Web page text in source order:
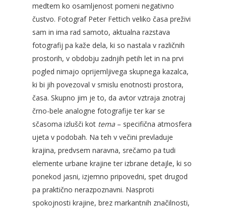
medtem ko osamljenost pomeni negativno
čustvo. Fotograf Peter Fettich veliko časa preživi
sam in ima rad samoto, aktualna razstava
fotografij pa kaže dela, ki so nastala v različnih
prostorih, v obdobju zadnjih petih let in na prvi
pogled nimajo oprijemljivega skupnega kazalca,
ki bi jih povezoval v smislu enotnosti prostora,
časa. Skupno jim je to, da avtor vztraja znotraj
črno-bele analogne fotografije ter kar se
sčasoma izlušči kot tema – specifična atmosfera
ujeta v podobah. Na teh v večini prevladuje
krajina, predvsem naravna, srečamo pa tudi
elemente urbane krajine ter izbrane detajle, ki so
ponekod jasni, izjemno pripovedni, spet drugod
pa praktično nerazpoznavni. Nasproti
spokojnosti krajine, brez markantnih značilnosti,